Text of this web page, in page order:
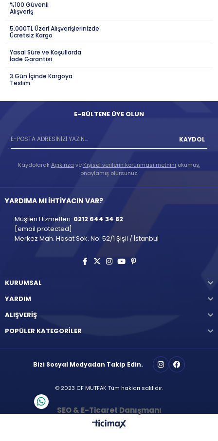
%100 Güvenli
Alışveriş
5.000TL Üzeri Alışverişlerinizde
Ücretsiz Kargo
Yasal Süre ve Koşullarda
İade Garantisi
3 Gün İçinde Kargoya
Teslim
E-BÜLTENE ÜYE OLUN
KAYDOL
KaydolarakAçık rıza ve Kişisel verilerin korunması metnini okumuş,
onaylamış olursunuz.
YARDIMA MI İHTİYACIN VAR?
Müşteri Hizmetleri: 0212 644 34 82
[email protected]
Merkez Mah. Hasat Sok. No: 52/1 Şişli / İstanbul
KURUMSAL
YARDIM
ALIŞVERİŞ
POPÜLER KATEGORİLER
Bizi Sosyal Medyadan Takip Edin.
© 2023 CF MUTFAK Tüm hakları saklıdır.
SEO & E-Ticaret Danışmanı